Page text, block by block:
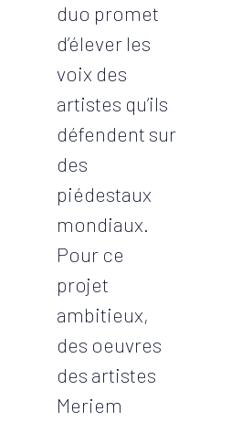
duo promet
d’élever les
voix des
artistes qu’ils
défendent sur
des
piédestaux
mondiaux.
Pour ce
projet
ambitieux,
des oeuvres
des artistes
Meriem